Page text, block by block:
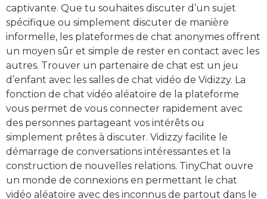
captivante. Que tu souhaites discuter d’un sujet
spécifique ou simplement discuter de manière
informelle, les plateformes de chat anonymes offrent
un moyen sûr et simple de rester en contact avec les
autres. Trouver un partenaire de chat est un jeu
d’enfant avec les salles de chat vidéo de Vidizzy. La
fonction de chat vidéo aléatoire de la plateforme
vous permet de vous connecter rapidement avec
des personnes partageant vos intérêts ou
simplement prêtes à discuter. Vidizzy facilite le
démarrage de conversations intéressantes et la
construction de nouvelles relations. TinyChat ouvre
un monde de connexions en permettant le chat
vidéo aléatoire avec des inconnus de partout dans le